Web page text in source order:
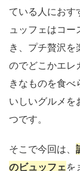
ている人におす
ュッフェはコ
き、プチ贅沢を
のでどこかエレ
きなものを食べ
いしいグルメを
つです。
そこで今回は、
のビュッフェを